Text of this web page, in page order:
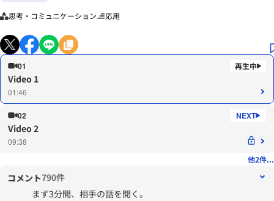
思考・コミュニケーション 応用
01
Video 1
01:46
02
Video 2
09:38
他2件...
コメント790件
まず3分間、相手の話を聞く。